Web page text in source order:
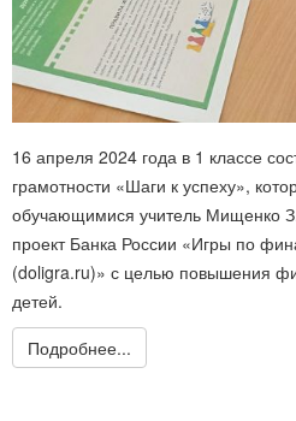
16 апреля 2024 года в 1 классе
грамотности «Шаги к успеху»,
обучающимися учитель Мищенко
проект Банка России «Игры по
(doligra.ru)» с целью повышения
детей.
Подробнее...